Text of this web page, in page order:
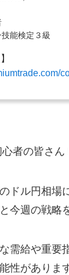
能検定３級
者の皆さん
ドル円相場
今週の戦略
需給や重要
性がありま